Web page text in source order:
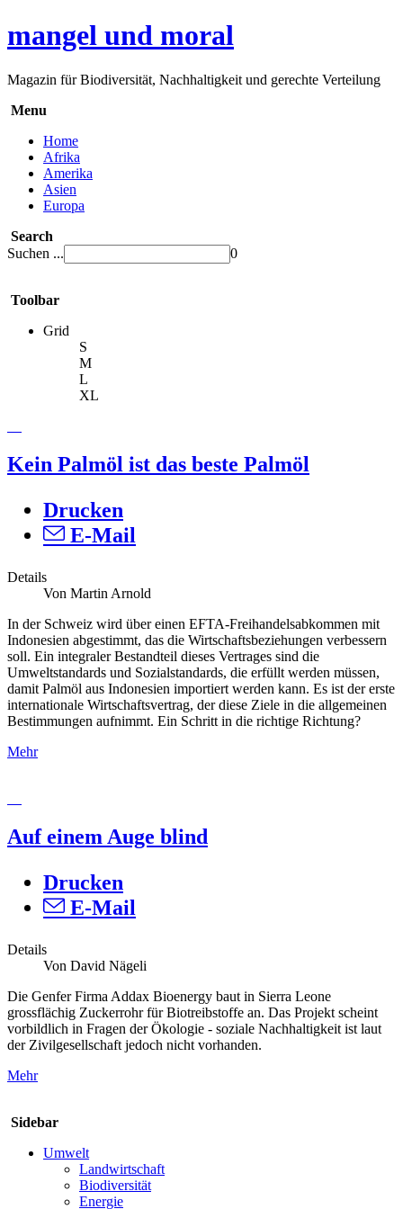
mangel und moral
Magazin für Biodiversität, Nachhaltigkeit und gerechte Verteilung
Menu
Home
Afrika
Amerika
Asien
Europa
Search
Suchen ...
0
Toolbar
Grid
S
M
L
XL
Kein Palmöl ist das beste Palmöl
Drucken
E-Mail
Details
Von Martin Arnold
In der Schweiz wird über einen EFTA-Freihandelsabkommen mit
Indonesien abgestimmt, das die Wirtschaftsbeziehungen verbessern
soll. Ein integraler Bestandteil dieses Vertrages sind die
Umweltstandards und Sozialstandards, die erfüllt werden müssen,
damit Palmöl aus Indonesien importiert werden kann. Es ist der erste
internationale Wirtschaftsvertrag, der diese Ziele in die allgemeinen
Bestimmungen aufnimmt. Ein Schritt in die richtige Richtung?
Mehr
Auf einem Auge blind
Drucken
E-Mail
Details
Von David Nägeli
Die Genfer Firma Addax Bioenergy baut in Sierra Leone
grossflächig Zuckerrohr für Biotreibstoffe an. Das Projekt scheint
vorbildlich in Fragen der Ökologie - soziale Nachhaltigkeit ist laut
der Zivilgesellschaft jedoch nicht vorhanden.
Mehr
Sidebar
Umwelt
Landwirtschaft
Biodiversität
Energie